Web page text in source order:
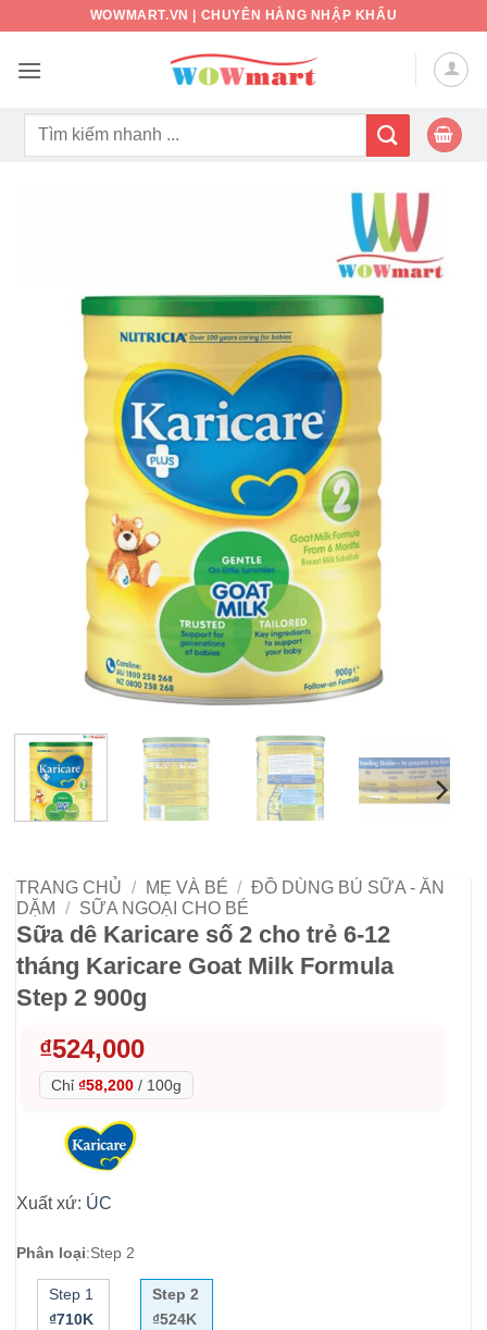
nội
WOWMART.VN | CHUYÊN HÀNG NHẬP KHẨU
Tìm
TRANG CHỦ / MẸ VÀ BÉ / ĐỒ DÙNG BÚ SỮA - ĂN
DẶM
/ SỮA NGOẠI CHO BÉ
Sữa dê Karicare số 2 cho trẻ 6-12
tháng Karicare Goat Milk Formula
Step 2 900g
₫524,000
Chỉ ₫58,200 / 100g
Xuất xứ: ÚC
Phân loại:Step 2
Step 1
₫710K
Step 2
₫524K